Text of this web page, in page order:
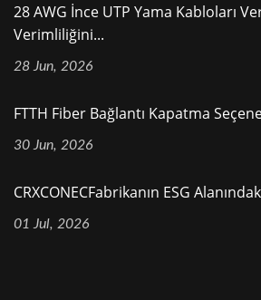
28 AWG İnce UTP Yama Kabloları
Verimliliğini...
28 Jun, 2026
FTTH Fiber Bağlantı Kapatma
30 Jun, 2026
CRXCONECFabrikanın ESG
01 Jul, 2026